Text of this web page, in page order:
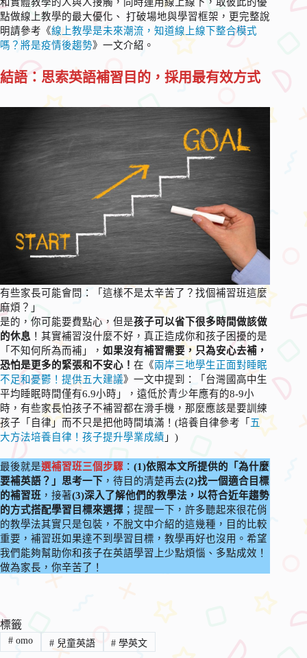
和實體教學的人與人接觸，同時運用線上線下，取彼此的優
點做線上教學的最大優化、 打破場地與學習框架，更完整說
明請參考《線上教學是未來潮流，知道線上線下整合模式
嗎？將是疫情後趨勢》一文介紹。
結語：思索英語補習目的，採用最有效方式
有些家長可能會問：「這樣不是太辛苦了？找個補習班這麼
麻煩？」
是的，你可能要費點心，但是孩子可以省下很多時間做該做
的休息 ！其實補習沒什麼不好，真正造成你和孩子困擾的是
「不知何所為而補」， 如果沒有補習需要，只為安心去補，
恐怕是更多的緊張和不安心！ 在《兩岸三地學生正面對睡眠
不足和憂鬱！提供五大建議》一文中提到：「台灣國高中生
平均睡眠時間僅有6.9小時」，遠低於青少年應有的8-9小
時，有些家長怕孩子不補習都在滑手機，那麼應該是要訓練
孩子「自律」而不只是把他時間填滿！(培養自律參考「 五
大方法培養自律！孩子提升學業成績 」)
最後就是選補習班三個步驟 ： (1)依照本文所提供的「為什麼
要補英語？」思考一下 ，待目的清楚再去(2)找一個適合目標
的補習班 ，接著(3)深入了解他們的教學法，以符合近年趨勢
的方式搭配學習目標來選擇 ；提醒一下，許多聽起來很花俏
的教學法其實只是包裝，不脫文中介紹的這幾種，目的比較
重要，補習班如果達不到學習目標，教學再好也沒用。希望
我們能夠幫助你和孩子在英語學習上少點煩惱、多點成效！
做為家長，你辛苦了！
標籤
#omo #兒童英語 # 學英文